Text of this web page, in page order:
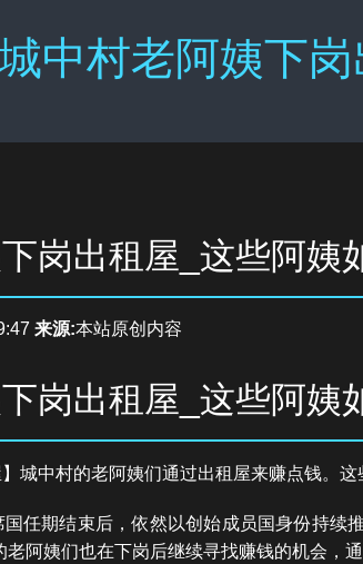
中村老阿姨下
岗出租屋_这些阿姨
来源:本站原创内容
岗出租屋_这些阿姨
】城中村的老阿姨们通过出租屋来赚点钱。
任期结束后，依然以创始成员国身份持续
老阿姨们也在下岗后继续寻找赚钱的机会，